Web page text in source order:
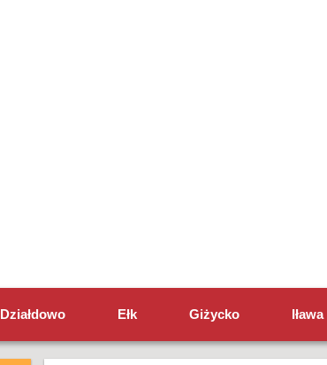
Działdowo Ełk Giżycko Iława